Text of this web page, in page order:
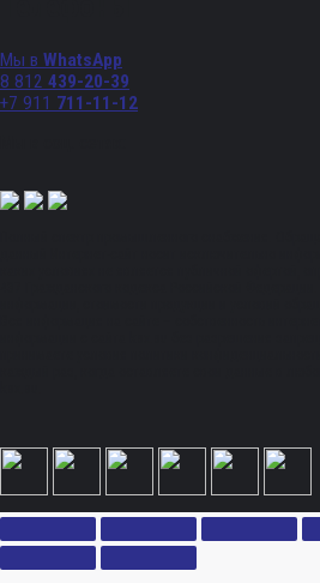
Мы в WhatsApp
8 812 439-20-39
+7 911 711-11-12